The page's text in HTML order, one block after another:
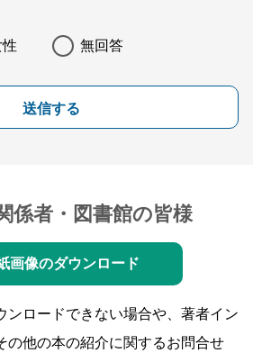
無回答
送信する
係者・図書館の皆様
画像のダウンロード
ンロードできない場合や、著者イン
の他の本の紹介に関するお問合せ